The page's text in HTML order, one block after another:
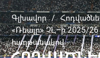
Գլխավոր /
«Ռեալը» ՉԼ–ի 2025/26
հաղթանակով